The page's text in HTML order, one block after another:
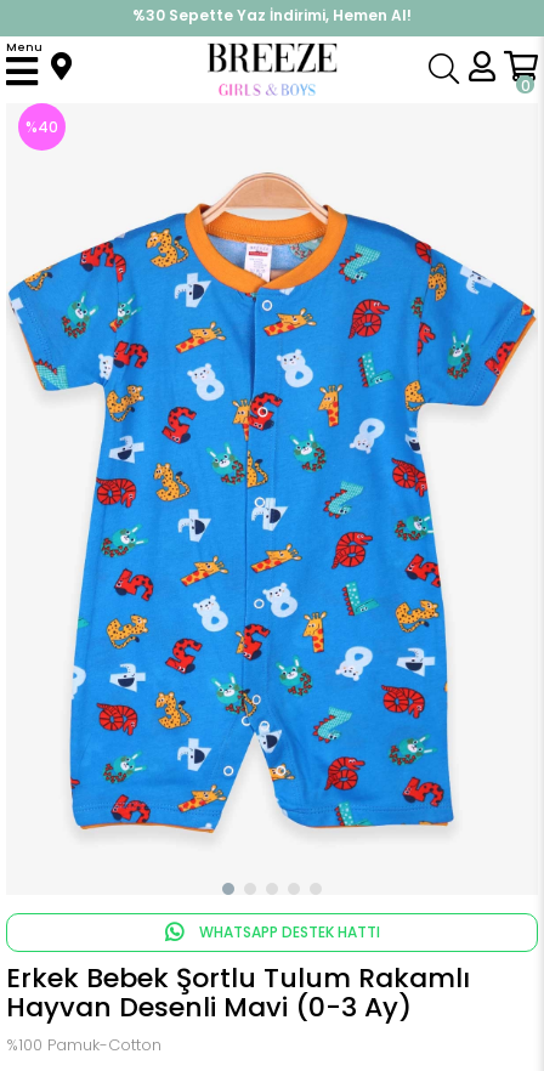
%30 Sepette Yaz İndirimi, Hemen Al!
İndirimlere ek %10 İndirimi Kap, Hemen Üye Ol!
0
Menu
Anasayfa Tulum
%40
WHATSAPP DESTEK HATTI
Erkek Bebek Şortlu Tulum Rakamlı
Hayvan Desenli Mavi (0-3 Ay)
%100 Pamuk-Cotton